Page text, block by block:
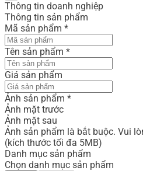
Thông tin doanh nghiệp
Thông tin sản phẩm
Mã sản phẩm *
Tên sản phẩm *
Giá sản phẩm
Ảnh sản phẩm *
Ảnh mặt trước
Ảnh mặt sau
Ảnh sản phẩm là bắt buộc. Vui
(kích thước tối đa 5MB)
Danh mục sản phẩm
Chọn danh mục sản phẩm